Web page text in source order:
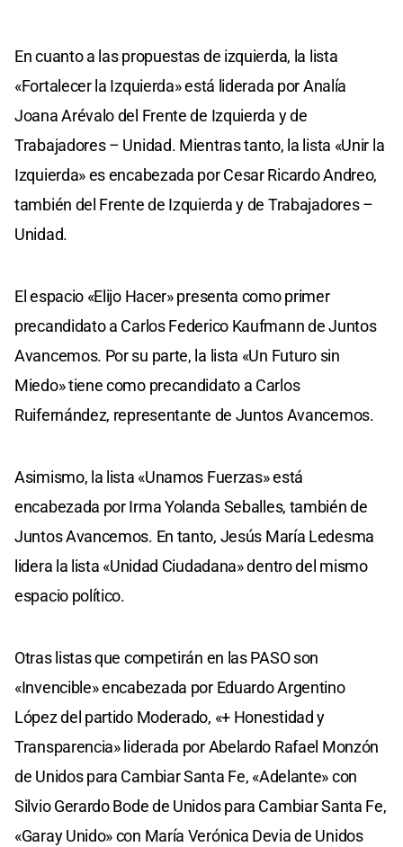
En cuanto a las propuestas de izquierda, la lista
«Fortalecer la Izquierda» está liderada por Analía
Joana Arévalo del Frente de Izquierda y de
Trabajadores – Unidad. Mientras tanto, la lista «Unir la
Izquierda» es encabezada por Cesar Ricardo Andreo,
también del Frente de Izquierda y de Trabajadores –
Unidad.
El espacio «Elijo Hacer» presenta como primer
precandidato a Carlos Federico Kaufmann de Juntos
Avancemos. Por su parte, la lista «Un Futuro sin
Miedo» tiene como precandidato a Carlos
Ruifernández, representante de Juntos Avancemos.
Asimismo, la lista «Unamos Fuerzas» está
encabezada por Irma Yolanda Seballes, también de
Juntos Avancemos. En tanto, Jesús María Ledesma
lidera la lista «Unidad Ciudadana» dentro del mismo
espacio político.
Otras listas que competirán en las PASO son
«Invencible» encabezada por Eduardo Argentino
López del partido Moderado, «+ Honestidad y
Transparencia» liderada por Abelardo Rafael Monzón
de Unidos para Cambiar Santa Fe, «Adelante» con
Silvio Gerardo Bode de Unidos para Cambiar Santa Fe,
«Garay Unido» con María Verónica Devia de Unidos